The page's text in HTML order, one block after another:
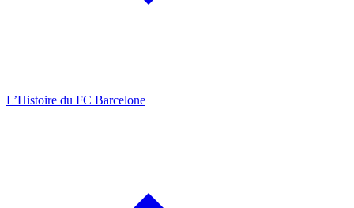
L’Histoire du FC Barcelone